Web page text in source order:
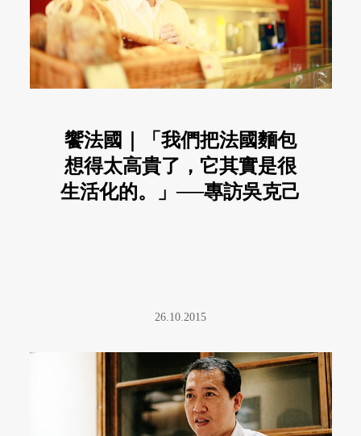
饗法國｜「我們把法國麵包
想得太高貴了，它其實是很
生活化的。」──專訪吳克己
26.10.2015